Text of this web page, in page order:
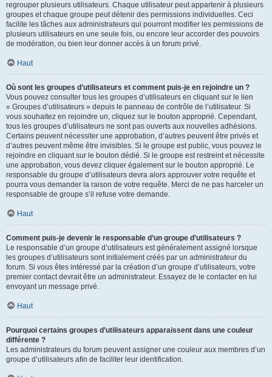
regrouper plusieurs utilisateurs. Chaque utilisateur peut appartenir à plusieurs
groupes et chaque groupe peut détenir des permissions individuelles. Ceci
facilite les tâches aux administrateurs qui pourront modifier les permissions de
plusieurs utilisateurs en une seule fois, ou encore leur accorder des pouvoirs
de modération, ou bien leur donner accès à un forum privé.
Haut
Où sont les groupes d’utilisateurs et comment puis-je en rejoindre un ?
Vous pouvez consulter tous les groupes d’utilisateurs en cliquant sur le lien
« Groupes d’utilisateurs » depuis le panneau de contrôle de l’utilisateur. Si
vous souhaitez en rejoindre un, cliquez sur le bouton approprié. Cependant,
tous les groupes d’utilisateurs ne sont pas ouverts aux nouvelles adhésions.
Certains peuvent nécessiter une approbation, d’autres peuvent être privés et
d’autres peuvent même être invisibles. Si le groupe est public, vous pouvez le
rejoindre en cliquant sur le bouton dédié. Si le groupe est restreint et nécessite
une approbation, vous devez cliquer également sur le bouton approprié. Le
responsable du groupe d’utilisateurs devra alors approuver votre requête et
pourra vous demander la raison de votre requête. Merci de ne pas harceler un
responsable de groupe s’il refuse votre demande.
Haut
Comment puis-je devenir le responsable d’un groupe d’utilisateurs ?
Le responsable d’un groupe d’utilisateurs est généralement assigné lorsque
les groupes d’utilisateurs sont initialement créés par un administrateur du
forum. Si vous êtes intéressé par la création d’un groupe d’utilisateurs, votre
premier contact devrait être un administrateur. Essayez de le contacter en lui
envoyant un message privé.
Haut
Pourquoi certains groupes d’utilisateurs apparaissent dans une couleur
différente ?
Les administrateurs du forum peuvent assigner une couleur aux membres d’un
groupe d’utilisateurs afin de faciliter leur identification.